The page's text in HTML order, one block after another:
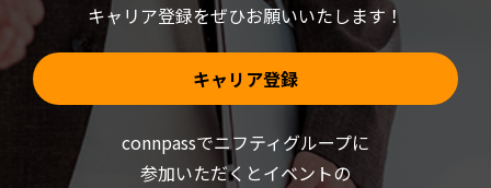
キャリア登録をぜひお願いいたします！
キャリア登録
connpassでニフティグループに
参加いただくとイベントの